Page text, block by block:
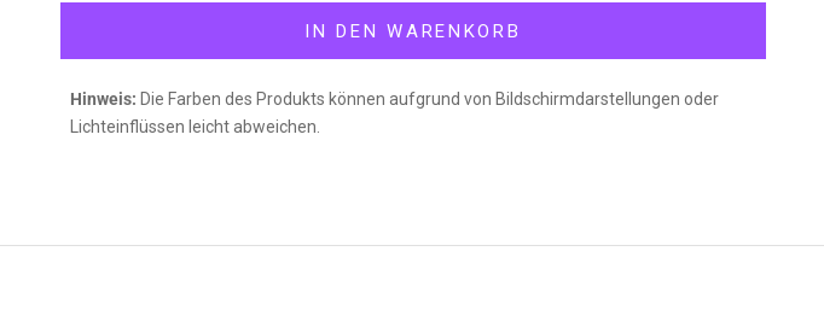
IN DEN WARENKORB
Hinweis: Die Farben des Produkts können aufgrund von Bildschirmdarstellungen oder
Lichteinflüssen leicht abweichen.